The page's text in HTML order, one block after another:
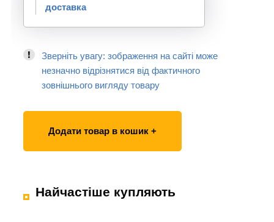
доставка
Зверніть увагу: зображення на сайті може
незначно відрізнятися від фактичного
зовнішнього вигляду товару
Додати товар в кошик +
Найчастіше купляють